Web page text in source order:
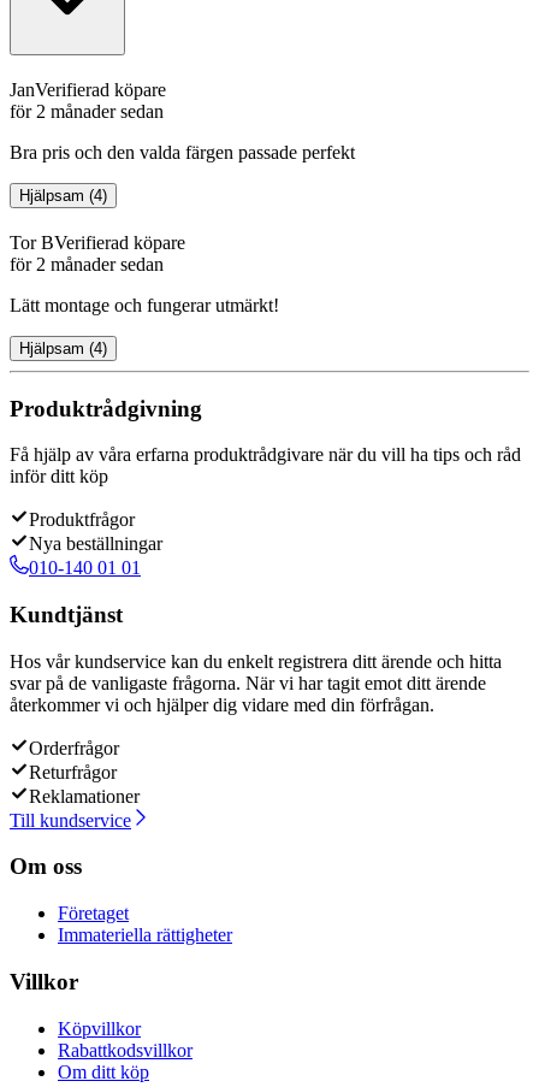
JanVerifierad köpare
för 2 månader sedan
Bra pris och den valda färgen passade perfekt
Hjälpsam (4)
Tor BVerifierad köpare
för 2 månader sedan
Lätt montage och fungerar utmärkt!
Hjälpsam (4)
Produktrådgivning
Få hjälp av våra erfarna produktrådgivare när du vill ha tips och råd
inför ditt köp
Produktfrågor
Nya beställningar
010-140 01 01
Kundtjänst
Hos vår kundservice kan du enkelt registrera ditt ärende och hitta
svar på de vanligaste frågorna. När vi har tagit emot ditt ärende
återkommer vi och hjälper dig vidare med din förfrågan.
Orderfrågor
Returfrågor
Reklamationer
Till kundservice
Om oss
Företaget
Immateriella rättigheter
Villkor
Köpvillkor
Rabattkodsvillkor
Om ditt köp